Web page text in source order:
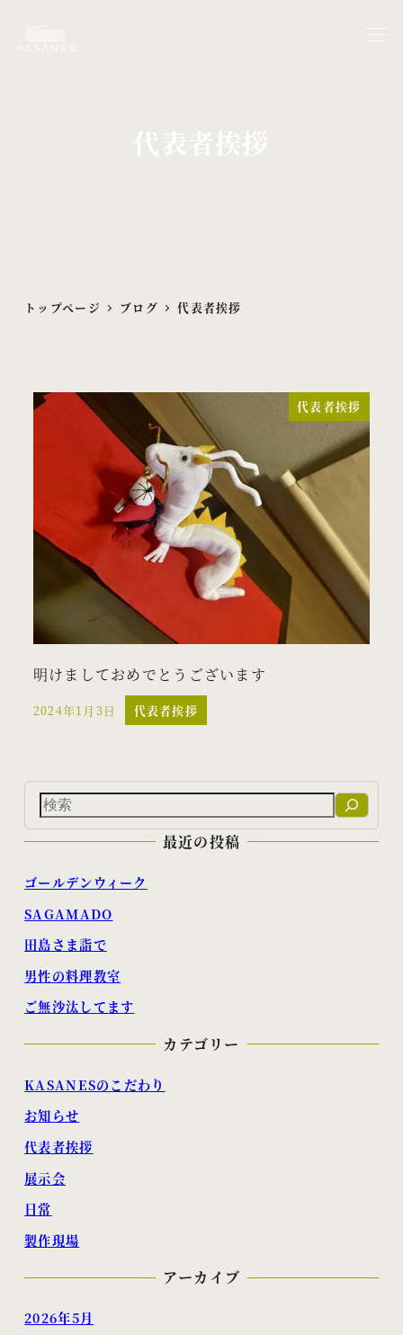
代表者挨拶
トップページ ブログ 代表者挨拶
代表者挨拶
明けましておめでとうございます
投稿日
2024年1月3日 代表者挨拶
最近の投稿
ゴールデンウィーク
SAGAMADO
田島さま詣で
男性の料理教室
ご無沙汰してます
カテゴリー
KASANESのこだわり
お知らせ
代表者挨拶
展示会
日常
製作現場
アーカイブ
2026年5月